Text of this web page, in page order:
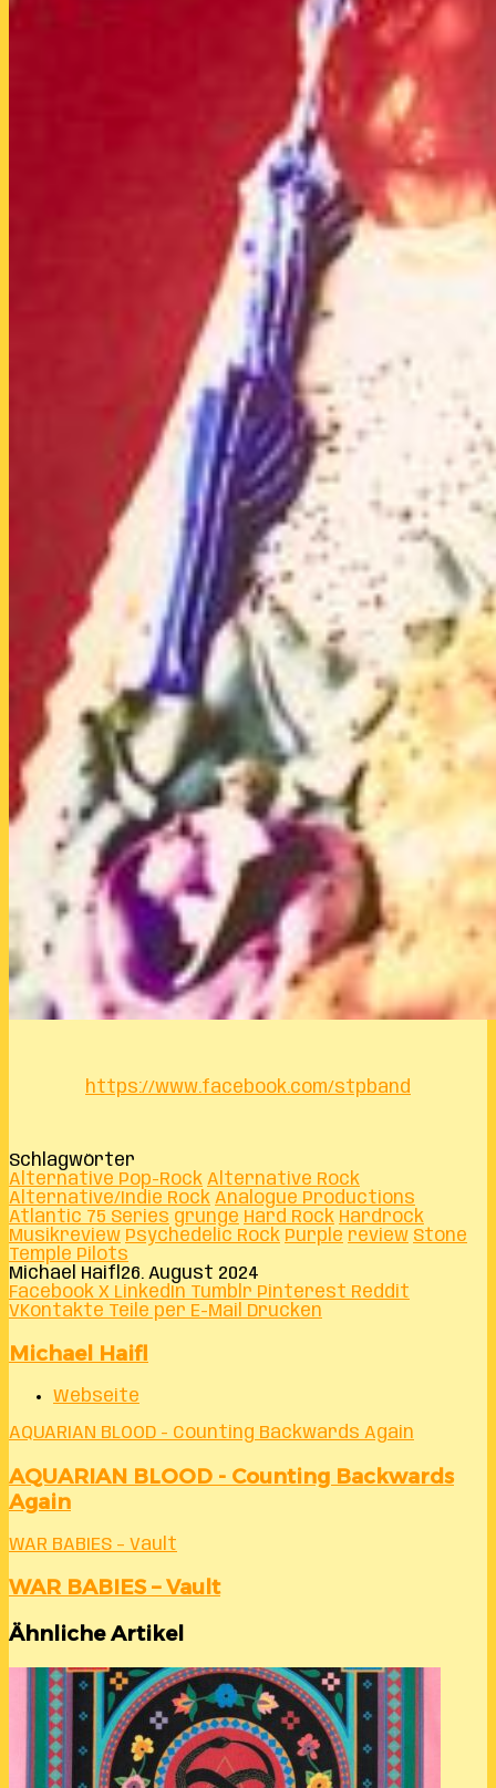
https://www.facebook.com/stpband
Schlagwörter
Alternative Pop-Rock Alternative Rock
Alternative/Indie Rock Analogue Productions
Atlantic 75 Series grunge Hard Rock Hardrock
Musikreview Psychedelic Rock Purple review Stone
Temple Pilots
Michael Haifl 26. August 2024
Facebook X LinkedIn Tumblr Pinterest Reddit
VKontakte Teile per E-Mail Drucken
Michael Haifl
Webseite
AQUARIAN BLOOD - Counting Backwards Again
AQUARIAN BLOOD - Counting Backwards
Again
WAR BABIES – Vault
WAR BABIES – Vault
Ähnliche Artikel